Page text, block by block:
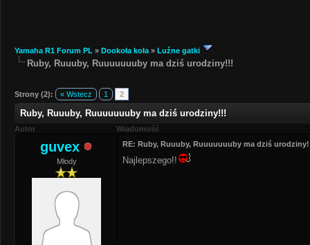
Yamaha R1 Forum PL » Dookoła koła » Luźne gatki
Ruby, Ruuuby, Ruuuuuuuby ma dziś urodziny!!!
Strony (2): « Wstecz 1 2
Ruby, Ruuuby, Ruuuuuuuby ma dziś urodziny!!!
Autor Wiadomość
guvex
Młody
RE: Ruby, Ruuuby, Ruuuuuuuby ma dziś
Najlepszego!!